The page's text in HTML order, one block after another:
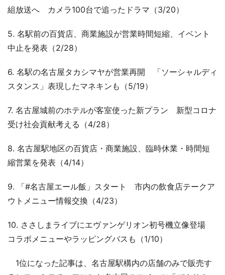
組放送へ カメラ100台で追ったドラマ（3/20）
5. 名駅前の百貨店、商業施設が営業時間短縮、イベント
中止を発表（2/28）
6. 名駅の名古屋タカシマヤが営業再開 「ソーシャルディ
スタンス」表現したマネキンも（5/19）
7. 名古屋城前のホテルが客室使った新プラン 新型コロナ
受け社会貢献考える（4/28）
8. 名古屋駅地区の百貨店・商業施設、臨時休業・時間短
縮営業を発表（4/14）
9. 「#名古屋エール飯」スタート 市内の飲食店テークア
ウトメニュー情報交換（4/23）
10. ささしまライブにエヴァンゲリオン初号機立像登場
コラボメニューやラッピングバスも（1/10）
1位になった記事は、名古屋駅構内の店舗のみで販売す